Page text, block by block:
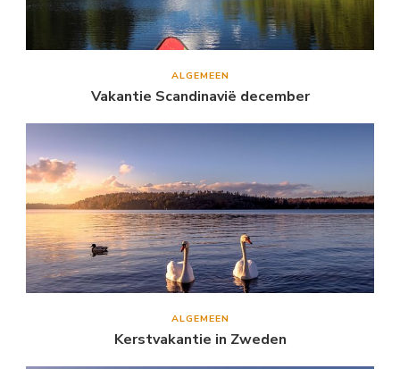
ALGEMEEN
Vakantie Scandinavië december
ALGEMEEN
Kerstvakantie in Zweden